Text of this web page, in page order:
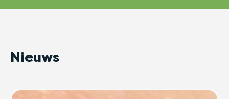
Nieuws